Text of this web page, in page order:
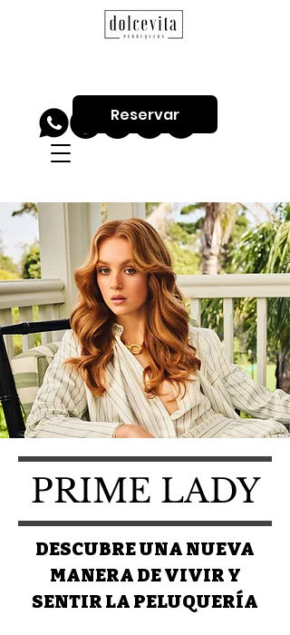
Reservar
PRIME LADY
DESCUBRE UNA NUEVA
MANERA DE VIVIR Y
SENTIR LA PELUQUERÍA